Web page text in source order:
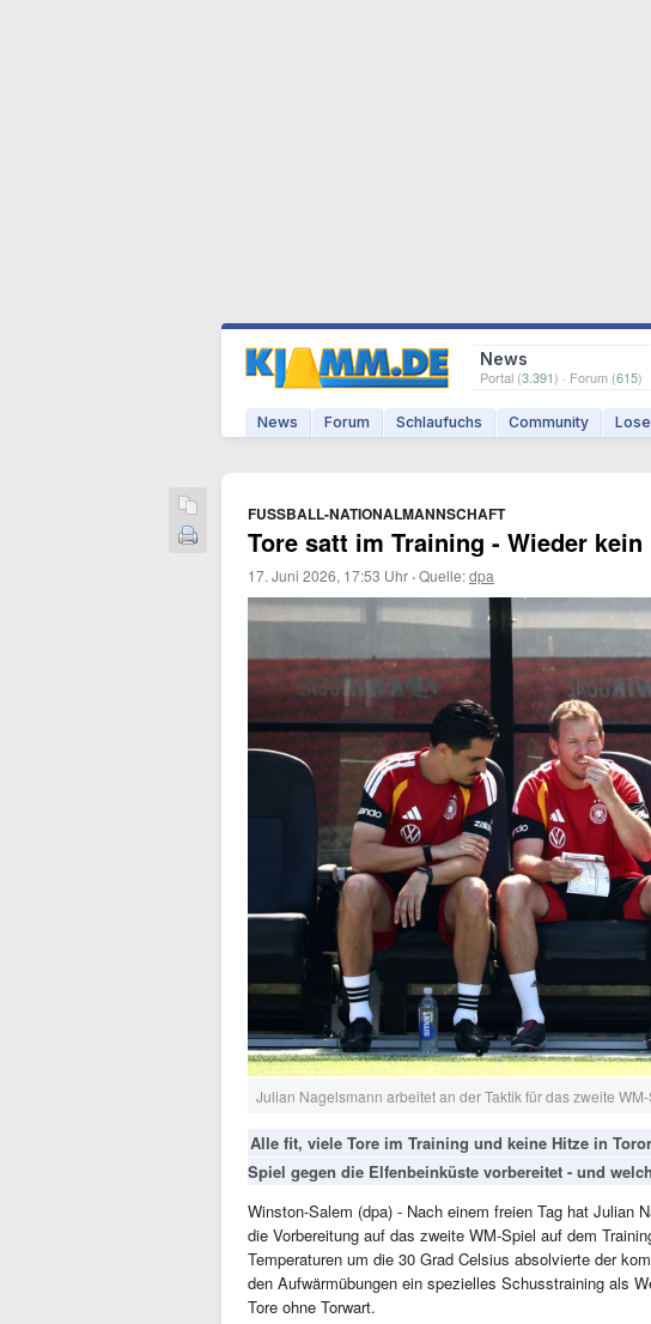
News
Portal (3.391) · Forum (615)
News Forum Schlaufuchs Community Lose
FUSSBALL-NATIONALMANNSCHAFT
Tore satt im Training - Wieder
17. Juni 2026, 17:53 Uhr ·Quelle:dpa
Julian Nagelsmann arbeitet an der Taktik für das zweite
Alle fit, viele Tore im Training und keine Hitze in
Spiel gegen die Elfenbeinküste vorbereitet - und
Winston-Salem (dpa) - Nach einem freien Tag hat Julian
die Vorbereitung auf das zweite WM-Spiel auf dem
Temperaturen um die 30 Grad Celsius absolvierte der
den Aufwärmübungen ein spezielles Schusstraining als
Tore ohne Torwart.